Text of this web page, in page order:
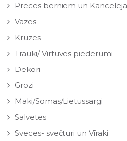
Preces bērniem un Kanceleja
Vāzes
Krūzes
Trauki/ Virtuves piederumi
Dekori
Grozi
Maki/Somas/Lietussargi
Salvetes
Sveces- svečturi un Vīraki